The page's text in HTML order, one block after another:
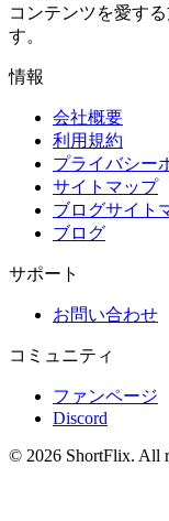
コンテンツを愛す
す。
情報
会社概要
利用規約
プライバシー
サイトマップ
ブログサイト
ブログ
サポート
お問い合わせ
コミュニティ
ファンページ
Discord
© 2026 ShortFlix. All